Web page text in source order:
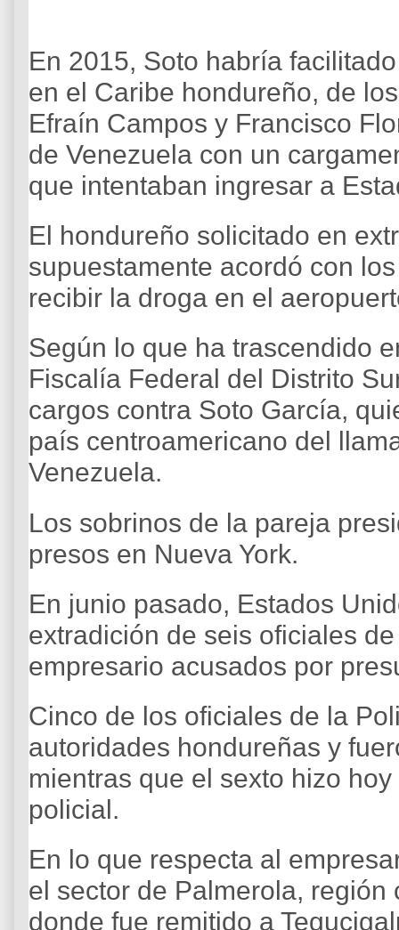
En 2015, Soto habría
en el Caribe hondureño, de
Efraín Campos y Francisco
de Venezuela con un
que intentaban ingresar a
El hondureño solicitado en
supuestamente acordó con
recibir la droga en el
Según lo que ha trascendido
Fiscalía Federal del Distrito
cargos contra Soto García,
país centroamericano del
Venezuela.
Los sobrinos de la pareja
presos en Nueva York.
En junio pasado, Estados
extradición de seis oficiales
empresario acusados por
Cinco de los oficiales de la
autoridades hondureñas y
mientras que el sexto hizo
policial.
En lo que respecta al
el sector de Palmerola,
donde fue remitido a